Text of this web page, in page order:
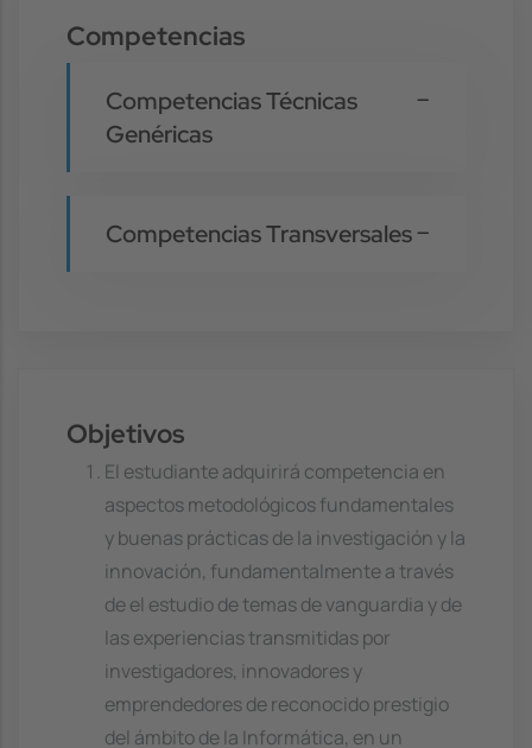
Competencias
Competencias Técnicas
Genéricas
Competencias Transversales
Objetivos
El estudiante adquirirá competencia en
aspectos metodológicos fundamentales
y buenas prácticas de la investigación y la
innovación, fundamentalmente a través
de el estudio de temas de vanguardia y de
las experiencias transmitidas por
investigadores, innovadores y
emprendedores de reconocido prestigio
del ámbito de la Informática, en un